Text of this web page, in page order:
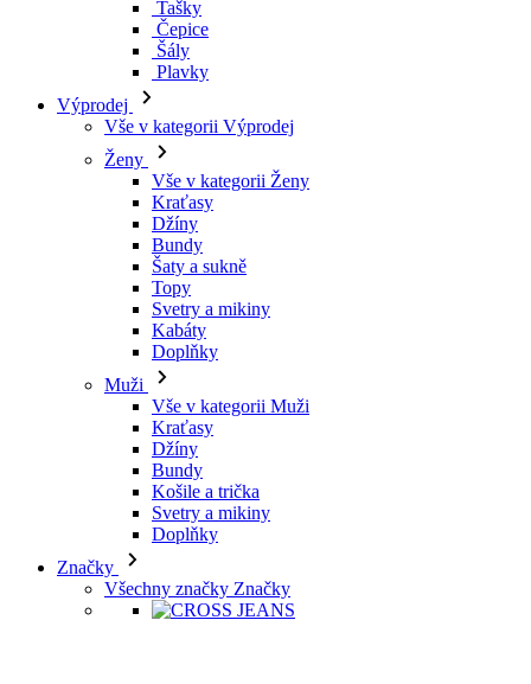
Tašky
Čepice
Šály
Plavky
Výprodej
Vše v kategorii Výprodej
Ženy
Vše v kategorii Ženy
Kraťasy
Džíny
Bundy
Šaty a sukně
Topy
Svetry a mikiny
Kabáty
Doplňky
Muži
Vše v kategorii Muži
Kraťasy
Džíny
Bundy
Košile a trička
Svetry a mikiny
Doplňky
Značky
Všechny značky Značky